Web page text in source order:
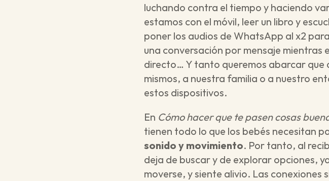
luchando contra el tiempo y haciendo
estamos con el móvil, leer un libro y
poner los audios de WhatsApp al x2
una conversación por mensaje
directo… Y tanto queremos abarcar que
mismos, a nuestra familia o a nuestro
estos dispositivos.
En Cómo hacer que te pasen cosas
tienen todo lo que los bebés necesitan
sonido y movimiento. Por tanto, al
deja de buscar y de explorar opciones,
moverse, y siente alivio. Las conexiones